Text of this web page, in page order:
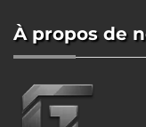
À propos de